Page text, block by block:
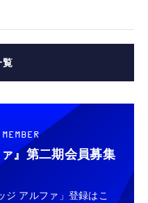
覧
』 第二期会員募集
ジ アルファ」登録はこ